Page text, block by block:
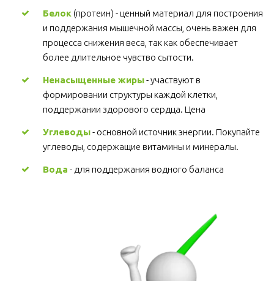
Белок (протеин) - ценный материал для построения
и поддержания мышечной массы, очень важен для
процесса снижения веса, так как обеспечивает
более длительное чувство сытости.
Ненасыщенные жиры - участвуют в
формировании структуры каждой клетки,
поддержании здорового сердца. Цена
Углеводы - основной источник энергии. Покупайте
углеводы, содержащие витамины и минералы.
Вода - для поддержания водного баланса